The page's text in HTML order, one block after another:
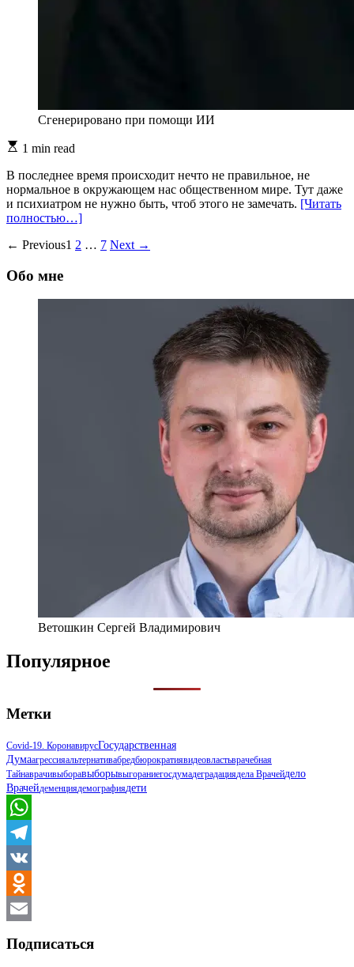
Сгенерировано при помощи ИИ
Estimated
time
1 min read
В последнее время происходит нечто не правильное, не
нормальное в окружающем нас общественном мире. Тут даже
и психиатром не нужно быть, чтоб этого не замечать. [Читать
полностью…]
Пагинация
записей
← Previous1 2 … 7 Next →
Обо мне
Ветошкин Сергей Владимирович
Популярное
Метки
Covid-19. КоронавирусГосударственная
ДумаАгрессияАльтернативаБредБюрократияВидеоВластьВрачебная
ТайнаВрачиВыбораВыборыВыгораниеГосдумаДеградацияДела ВрачейДело
ВрачейДеменцияДемографияДети
WhatsApp
Telegram
VK
Odnoklassniki
Подписаться